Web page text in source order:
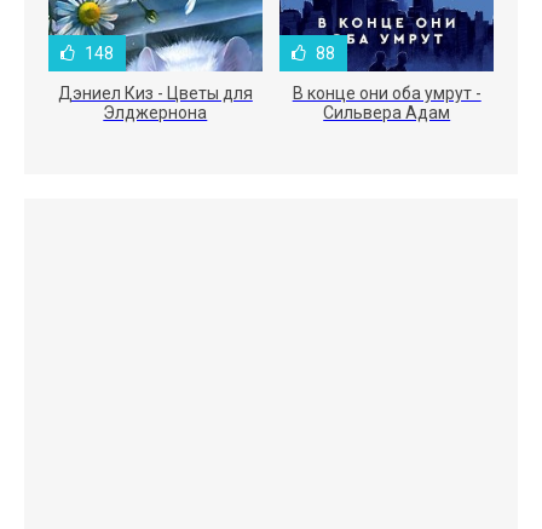
148
Дэниел Киз - Цветы для
Элджернона
88
В конце они оба умрут -
Сильвера Адам